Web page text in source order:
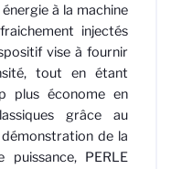
à la machine
injectés
vise à fournir
tout en étant
plus économe en
grâce au
de la
puissance, PERLE